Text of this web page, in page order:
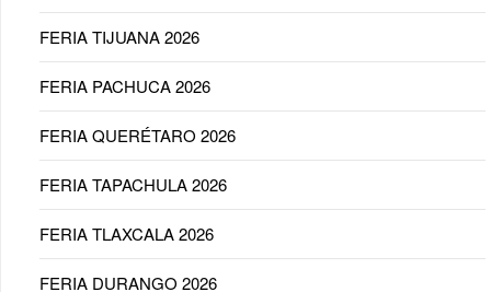
FERIA TIJUANA 2026
FERIA PACHUCA 2026
FERIA QUERÉTARO 2026
FERIA TAPACHULA 2026
FERIA TLAXCALA 2026
FERIA DURANGO 2026